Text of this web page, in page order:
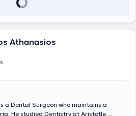
Athanasios
a Dental Surgeon who maintains a
He studied Dentistry at Aristotle